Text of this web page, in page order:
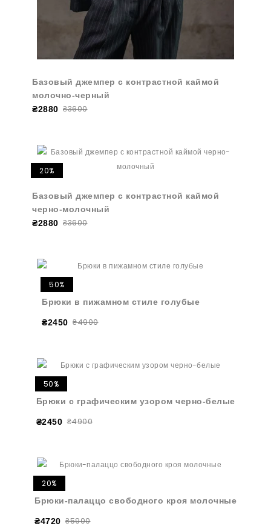
Базовый джемпер с контрастной каймой
молочно-черный
₴2880 ₴3600
20%
Базовый джемпер с контрастной каймой
черно-молочный
₴2880 ₴3600
50%
Брюки в пижамном стиле голубые
₴2450 ₴4900
50%
Брюки с графическим узором черно-белые
₴2450 ₴4900
20%
Брюки-палаццо свободного кроя молочные
₴4720 ₴5900